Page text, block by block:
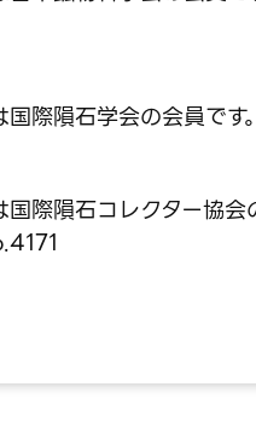
国際隕石学会の会員です
国際隕石コレクター協会